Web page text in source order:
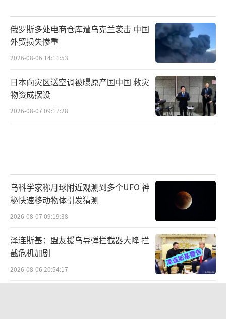
俄罗斯多处电商仓库遭乌克兰袭击 中国
外贸损失惨重
2026-08-06 14:11:53
日本向灾区送空调被曝原产国中国 救灾
物资成摆设
2026-08-07 09:17:28
乌科学家称月球附近观测到多个UFO 神
秘快速移动物体引发猜测
2026-08-07 09:19:38
泽连斯基：盟友援乌导弹拦截器大降 拦
截危机加剧
2026-08-06 20:54:17